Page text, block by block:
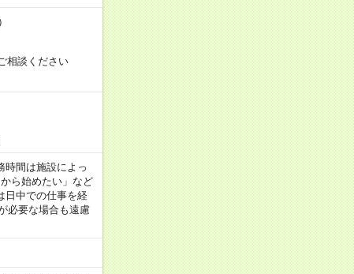
相談ください
時間は施設によっ
ら始めたい」など
日中での仕事を経
必要な場合も遠慮